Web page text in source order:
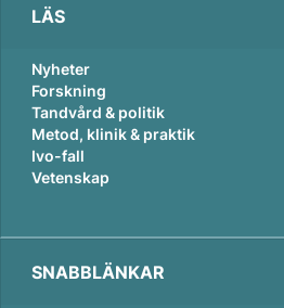
LÄS
Nyheter
Forskning
Tandvård & politik
Metod, klinik & praktik
Ivo-fall
Vetenskap
SNABBLÄNKAR